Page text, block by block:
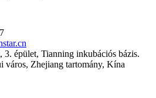
3. épület, Tianning inkubációs bázis.
város, Zhejiang tartomány, Kína